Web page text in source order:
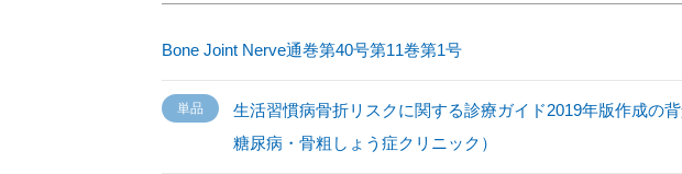
Bone Joint Nerve通巻第40号第11巻第1号
生活習慣病骨折リスクに関する診療ガイド2019年版作成の
糖尿病・骨粗しょう症クリニック）